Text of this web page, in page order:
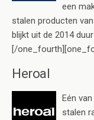
een
stalen producten
blijkt uit de 2014
[/
Heroal
Eén
stalen